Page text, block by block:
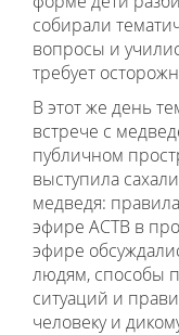
собирали
вопросы и
требует
В этот же день
встрече с
публичном
выступила
медведя:
эфире АСТВ в
эфире
людям, способы
ситуаций и
человеку и